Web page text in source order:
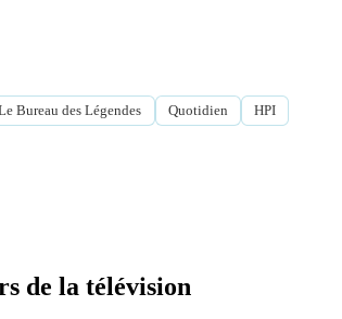
Bureau des Légendes Quotidien HPI
de la télévision